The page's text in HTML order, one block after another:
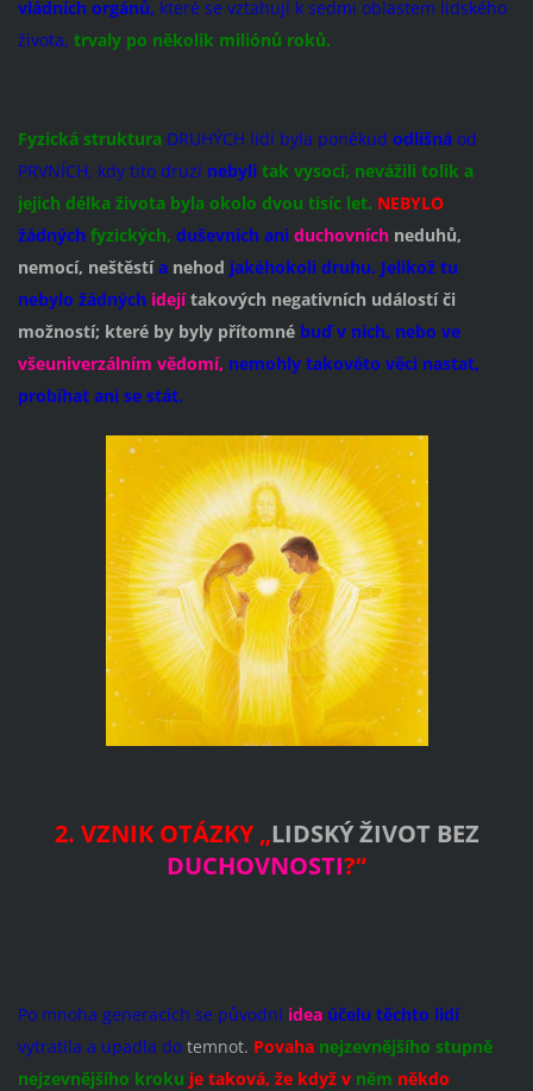
vládních orgánů, které se vztahují k sedmi oblastem lidského
života, trvaly po několik miliónů roků.
Fyzická strukturaDRUHÝCH lidí byla poněkud odlišnáod
PRVNÍCH, kdy tito druzí nebyli tak vysocí, nevážili tolik a
jejich délka života byla okolo dvou tisíc let. NEBYLO
žádných fyzických, duševních ani duchovních neduhů,
nemocí, neštěstíanehod jakéhokoli druhu. Jelikož tu
nebylo žádných idejí takových negativních událostí či
možností; které by byly přítomné buď v nich, nebo ve
všeuniverzálním vědomí, nemohly takovéto věci nastat,
probíhat ani se stát.
2. VZNIK OTÁZKY „LIDSKÝ ŽIVOT BEZ
DUCHOVNOSTI?“
Po mnoha generacích se původní idea účelu těchto lidí
vytratila a upadla do temnot. Povaha nejzevnějšího stupně
nejzevnějšího kroku je taková, že když v něm někdo